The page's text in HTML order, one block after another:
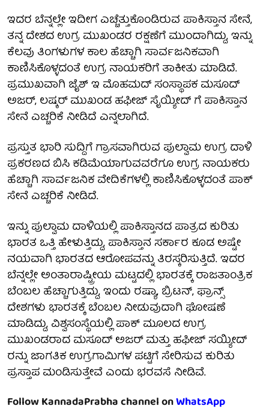
ಇದರ ಬೆನ್ನಲ್ಲೇ ಇದೀಗ ಎಚ್ಚೆತ್ತುಕೊಂಡಿರುವ ಪಾಕಿಸ್ತಾನ ಸೇನೆ,
ತನ್ನ ದೇಶದ ಉಗ್ರ ಮುಖಂಡರ ರಕ್ಷಣೆಗೆ ಮುಂದಾಗಿದ್ದು, ಇನ್ನು
ಕೆಲವು ತಿಂಗಳುಗಳ ಕಾಲ ಹೆಚ್ಚಾಗಿ ಸಾರ್ವಜನಿಕವಾಗಿ
ಕಾಣಿಸಿಕೊಳ್ಳದಂತೆ ಉಗ್ರ ನಾಯಕರಿಗೆ ತಾಕೀತು ಮಾಡಿದೆ.
ಪ್ರಮುಖವಾಗಿ ಜೈಶ್ ಇ ಮೊಹಮದ್ ಸಂಸ್ಥಾಪಕ ಮಸೂದ್
ಅಜರ್, ಲಷ್ಕರ್ ಮುಖಂಡ ಹಫೀಜ್ ಸೈಯ್ಯೀದ್ ಗೆ ಪಾಕಿಸ್ತಾನ
ಸೇನೆ ಎಚ್ಚರಿಕೆ ನೀಡಿದೆ ಎನ್ನಲಾಗಿದೆ.
ಪ್ರಸ್ತುತ ಭಾರಿ ಸುದ್ದಿಗೆ ಗ್ರಾಸವಾಗಿರುವ ಪುಲ್ವಾಮ ಉಗ್ರ ದಾಳಿ
ಪ್ರಕರಣದ ಬಿಸಿ ಕಡಿಮೆಯಾಗುವವರೆಗೂ ಉಗ್ರ ನಾಯಕರು
ಹೆಚ್ಚಾಗಿ ಸಾರ್ವಜನಿಕ ವೇದಿಕೆಗಳಲ್ಲಿ ಕಾಣಿಸಿಕೊಳ್ಳದಂತೆ ಪಾಕ್
ಸೇನೆ ಎಚ್ಚರಿಕೆ ನೀಡಿದೆ.
ಇನ್ನು ಪುಲ್ವಾಮ ದಾಳಿಯಲ್ಲಿ ಪಾಕಿಸ್ತಾನದ ಪಾತ್ರದ ಕುರಿತು
ಭಾರತ ಒತ್ತಿ ಹೇಳುತ್ತಿದ್ದು, ಪಾಕಿಸ್ತಾನ ಸರ್ಕಾರ ಕೂಡ ಅಷ್ಟೇ
ನಯವಾಗಿ ಭಾರತದ ಆರೋಪವನ್ನು ತಿರಸ್ಕರಿಸುತ್ತಿದೆ. ಇದರ
ಬೆನ್ನಲ್ಲೇ ಅಂತಾರಾಷ್ಟ್ರೀಯ ಮಟ್ಟದಲ್ಲಿ ಭಾರತಕ್ಕೆ ರಾಜತಾಂತ್ರಿಕ
ಬೆಂಬಲ ಹೆಚ್ಚಾಗುತ್ತಿದ್ದು, ಇಂದು ರಷ್ಯಾ, ಬ್ರಿಟನ್, ಫ್ರಾನ್ಸ್
ದೇಶಗಳು ಭಾರತಕ್ಕೆ ಬೆಂಬಲ ನೀಡುವುದಾಗಿ ಘೋಷಣೆ
ಮಾಡಿದ್ದು, ವಿಶ್ವಸಂಸ್ಥೆಯಲ್ಲಿ ಪಾಕ್ ಮೂಲದ ಉಗ್ರ
ಮುಖಂಡರಾದ ಮಸೂದ್ ಅಜರ್ ಮತ್ತು ಹಫೀಜ್ ಸಯ್ಯೀದ್
ರನ್ನು ಜಾಗತಿಕ ಉಗ್ರಗಾಮಿಗಳ ಪಟ್ಟಿಗೆ ಸೇರಿಸುವ ಕುರಿತು
ಪ್ರಸ್ತಾಪ ಮಂಡಿಸುತ್ತೇವೆ ಎಂದು ಭರವಸೆ ನೀಡಿವೆ.
Follow KannadaPrabha channel onWhatsApp